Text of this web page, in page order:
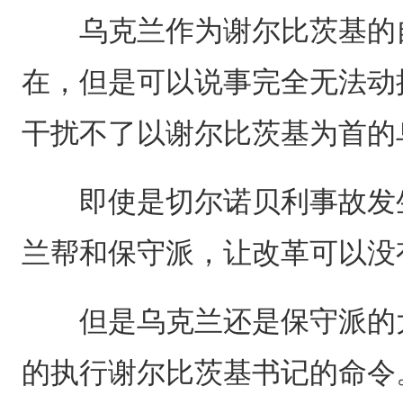
乌克兰作为谢尔比茨基的
在，但是可以说事完全无法
干扰不了以谢尔比茨基为首
即使是切尔诺贝利事故发
兰帮和保守派，让改革可以
但是乌克兰还是保守派的
的执行谢尔比茨基书记的命令